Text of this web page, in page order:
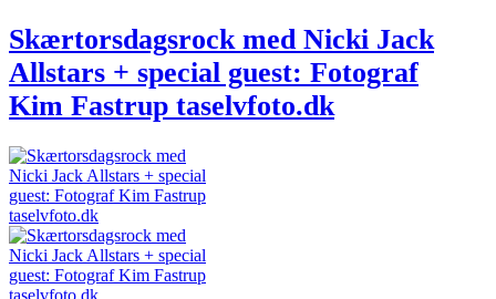
Skærtorsdagsrock med Nicki Jack
Allstars + special guest: Fotograf
Kim Fastrup taselvfoto.dk